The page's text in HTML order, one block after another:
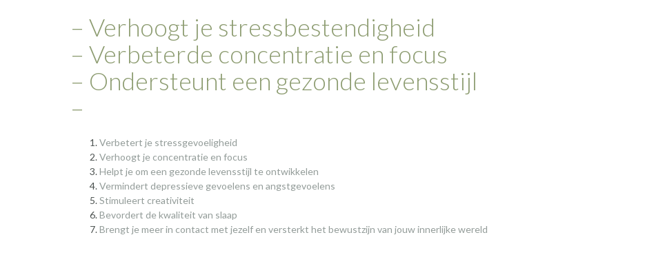
– Verhoogt je stressbestendigheid
– Verbeterde concentratie en focus
– Ondersteunt een gezonde levensstijl
–
Verbetert je stressgevoeligheid
Verhoogt je concentratie en focus
Helpt je om een gezonde levensstijl te ontwikkelen
Vermindert depressieve gevoelens en angstgevoelens
Stimuleert creativiteit
Bevordert de kwaliteit van slaap
Brengt je meer in contact met jezelf en versterkt het bewustzijn van jouw innerlijke wereld